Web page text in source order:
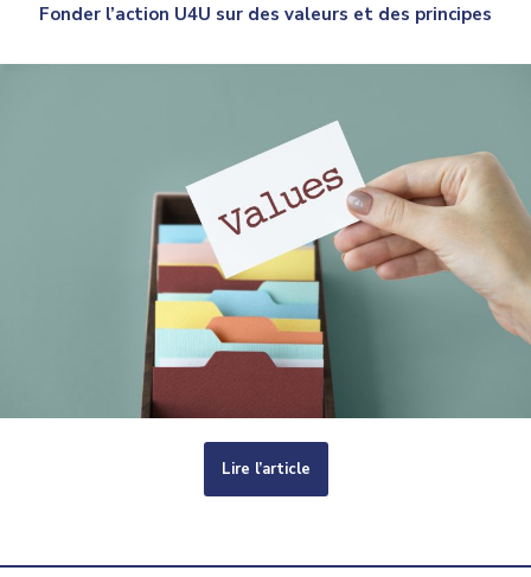
Fonder l’action U4U sur des valeurs et des principes
Lire l’article